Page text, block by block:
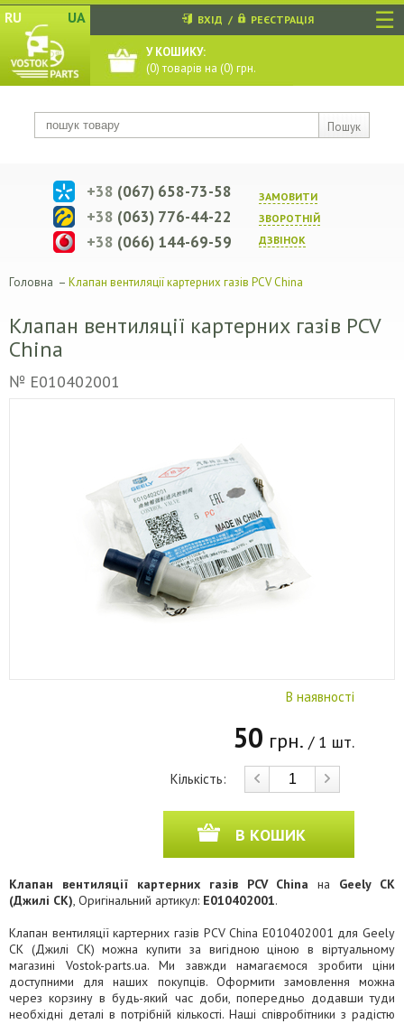
☰
RU UA
Пошук
ВХІД / РЕЄСТРАЦІЯ
У КОШИКУ:
(0) товарів на (0) грн.
ЗАМОВИТИ
ЗВОРОТНIЙ
ДЗВIНОК
+38 (067) 658-73-58
+38 (063) 776-44-22
+38 (066) 144-69-59
Головна – Клапан вентиляції картерних газів PCV China
Клапан вентиляції картерних газів PCV
China
№ E010402001
В наявності
50 грн. / 1 шт.
Кількість:
В КОШИК
Клапан вентиляції картерних газів PCV China на Geely CK
(Джилі СК), Оригінальний артикул: E010402001.
Клапан вентиляції картерних газів PCV China E010402001 для Geely
CK (Джилі СК) можна купити за вигідною ціною в віртуальному
магазині Vostok-parts.ua. Ми завжди намагаємося зробити ціни
доступними для наших покупців. Оформити замовлення можна
через корзину в будь-який час доби, попередньо додавши туди
необхідні деталі в потрібній кількості. Наші співробітники з радістю